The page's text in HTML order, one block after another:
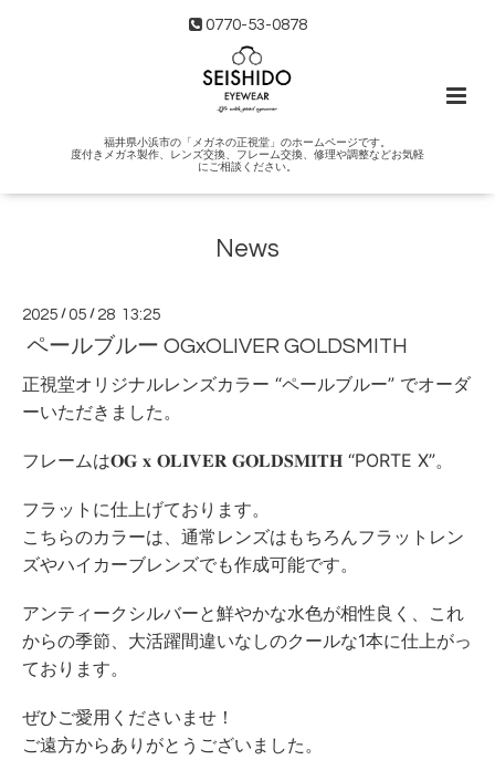
0770-53-0878
福井県小浜市の「メガネの正視堂」のホームページです。
度付きメガネ製作、レンズ交換、フレーム交換、修理や調整などお気軽
にご相談ください。
News
2025 /05 / 28 13:25
ペールブルー OGxOLIVER GOLDSMITH
正視堂オリジナルレンズカラー “ペールブルー” でオーダ
ーいただきました。
フレームは𝐎𝐆 𝐱 𝐎𝐋𝐈𝐕𝐄𝐑 𝐆𝐎𝐋𝐃𝐒𝐌𝐈𝐓𝐇 “PORTE X”。
フラットに仕上げております。
こちらのカラーは、通常レンズはもちろんフラットレン
ズやハイカーブレンズでも作成可能です。
アンティークシルバーと鮮やかな水色が相性良く、これ
からの季節、大活躍間違いなしのクールな1本に仕上がっ
ております。
ぜひご愛用くださいませ！
ご遠方からありがとうございました。